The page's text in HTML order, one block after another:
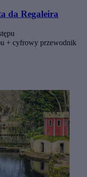
da Regaleira
+ cyfrowy przewodnik